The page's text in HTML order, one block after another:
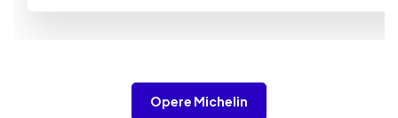
Opere Michelin